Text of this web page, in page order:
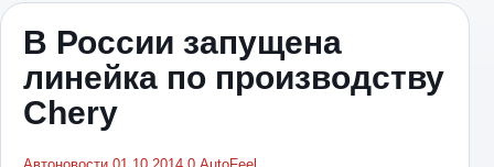
В России запущена
линейка по производству
Chery